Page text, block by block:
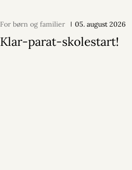
For børn og familier 05. august 2026
Klar-parat-skolestart!